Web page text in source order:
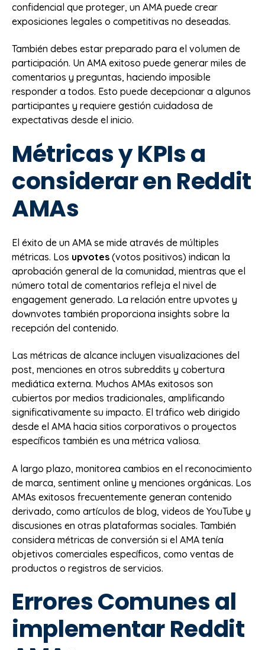
confidencial que proteger, un AMA puede crear
exposiciones legales o competitivas no deseadas.
También debes estar preparado para el volumen de
participación. Un AMA exitoso puede generar miles de
comentarios y preguntas, haciendo imposible
responder a todos. Esto puede decepcionar a algunos
participantes y requiere gestión cuidadosa de
expectativas desde el inicio.
Métricas y KPIs a
considerar en Reddit
AMAs
El éxito de un AMA se mide através de múltiples
métricas. Los upvotes (votos positivos) indican la
aprobación general de la comunidad, mientras que el
número total de comentarios refleja el nivel de
engagement generado. La relación entre upvotes y
downvotes también proporciona insights sobre la
recepción del contenido.
Las métricas de alcance incluyen visualizaciones del
post, menciones en otros subreddits y cobertura
mediática externa. Muchos AMAs exitosos son
cubiertos por medios tradicionales, amplificando
significativamente su impacto. El tráfico web dirigido
desde el AMA hacia sitios corporativos o proyectos
específicos también es una métrica valiosa.
A largo plazo, monitorea cambios en el reconocimiento
de marca, sentiment online y menciones orgánicas. Los
AMAs exitosos frecuentemente generan contenido
derivado, como artículos de blog, videos de YouTube y
discusiones en otras plataformas sociales. También
considera métricas de conversión si el AMA tenía
objetivos comerciales específicos, como ventas de
productos o registros de servicios.
Errores Comunes al
implementar Reddit